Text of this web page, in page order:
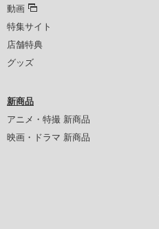
動画
特集サイト
店舗特典
グッズ
新商品
アニメ・特撮 新商品
映画・ドラマ 新商品